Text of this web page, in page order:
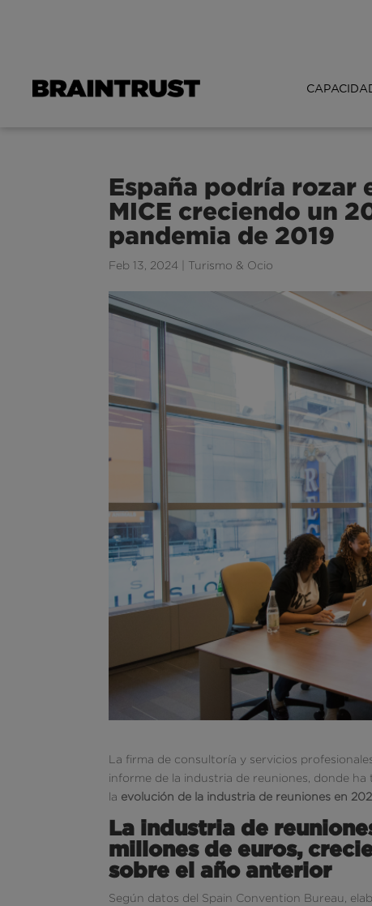
España podría rozar
MICE creciendo un
pandemia de 2019
Feb 13, 2024 Turismo & Ocio
La firma de consultoría y servicios
informe de la industria de reuniones, donde
la evolución de la industria de reuniones en
La industria de
millones de euros,
sobre el año anterior
Según datos del Spain Convention Bureau,